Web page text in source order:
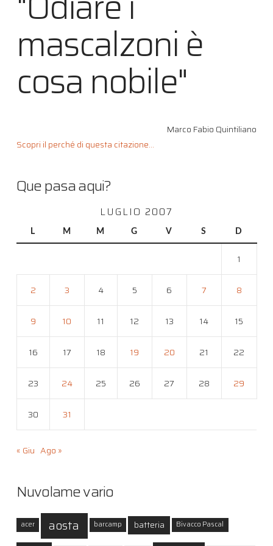
mascalzoni è
cosa nobile"
Marco Fabio Quintiliano
Scopri il perché di questa citazione...
Que pasa aqui?
LUGLIO 2007
L M M G V S D
1
2 3 4 5 6 7 8
9 10 11 12 13 14 15
16 17 18 19 20 21 22
23 24 25 26 27 28 29
30 31
« Giu Ago »
Nuvolame vario
acer aosta barcamp batteria Bivacco Pascal